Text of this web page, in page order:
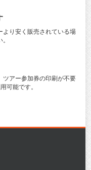
より安く販売されている場
ツアー参加券の印刷が不要
可能です。